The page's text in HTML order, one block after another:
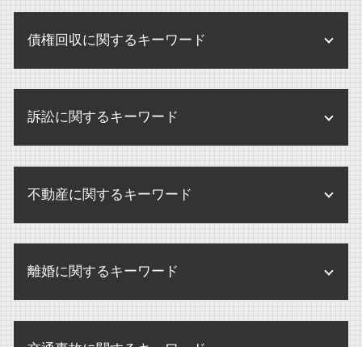
医療法人 病院 違い
医療法人 法律
個別指導 医療機関
内部規定 内部規程
企業 訴訟 個人
内部規定 とは
遺産 分け方
遺留分 とは
遺産分割協議
相続手続き
内縁 相続
残業代 請求
残業代 未払い 請求 時効
不当解雇 労基署
パワハラ 損害賠償
せクハラ 損害賠償 相場
残業代 請求 弁護士
解雇 未払い賃金 請求
パワハラ 訴訟 企業
企業買収 注意点
株式交換 メリット デメリット
m&a 弁護士
m&a 買収 違い
株式交換 株式移転
m&a 売却
内部通報制度 義務化
内部通報制度
内部通報 外部通報
内部通報 弁護士
内部通報 外部窓口 顧問弁護士
内部通報 調査方法
内部通報制度 パワハラ
債権回収に関するキーワード
債権回収 不動産
破産 賠償金
債権回収 注意点
破産 弁護士
債権回収 違法
訴訟に関するキーワード
民事訴訟 弁護士なし
民事訴訟 流れ
訴訟 調停
不動産に関するキーワード
不動産 賃貸借契約
賃貸借契約 不動産 重要事項説明
離婚に関するキーワード
離婚 相手が応じない